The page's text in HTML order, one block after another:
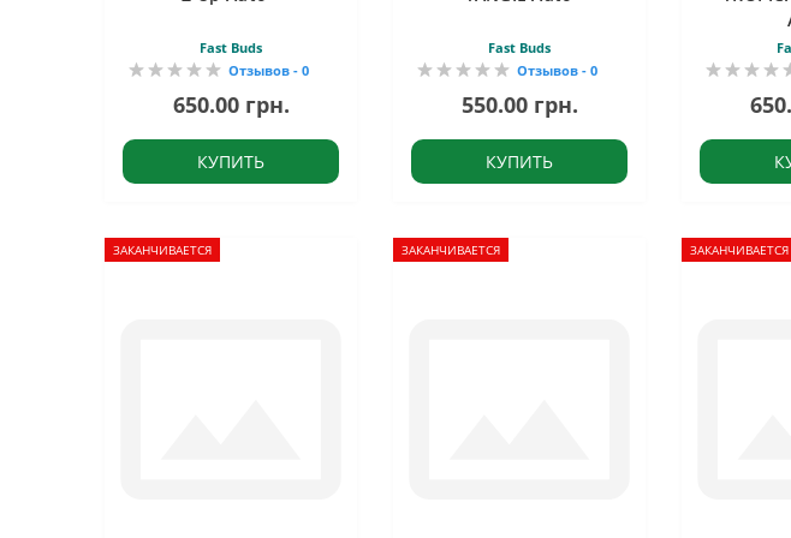
Fast Buds
Отзывов - 0
650.00 грн.
КУПИТЬ
Fast Buds
Отзывов - 0
550.00 грн.
КУПИТЬ
ЗАКАНЧИВАЕТСЯ ЗАКАНЧИВАЕТСЯ ЗАКАНЧИВАЕТСЯ